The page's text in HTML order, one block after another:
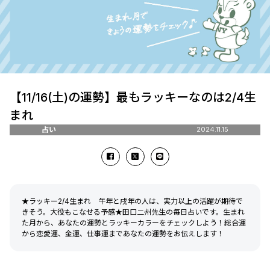
【11/16(土)の運勢】最もラッキーなのは2/4生
まれ
占い 2024.11.15
★ラッキー2/4生まれ 午年と戌年の人は、実力以上の活躍が期待で
きそう。大役もこなせる予感★田口二州先生の毎日占いです。生まれ
た月から、あなたの運勢とラッキーカラーをチェックしよう！総合運
から恋愛運、金運、仕事運まであなたの運勢をお伝えします！